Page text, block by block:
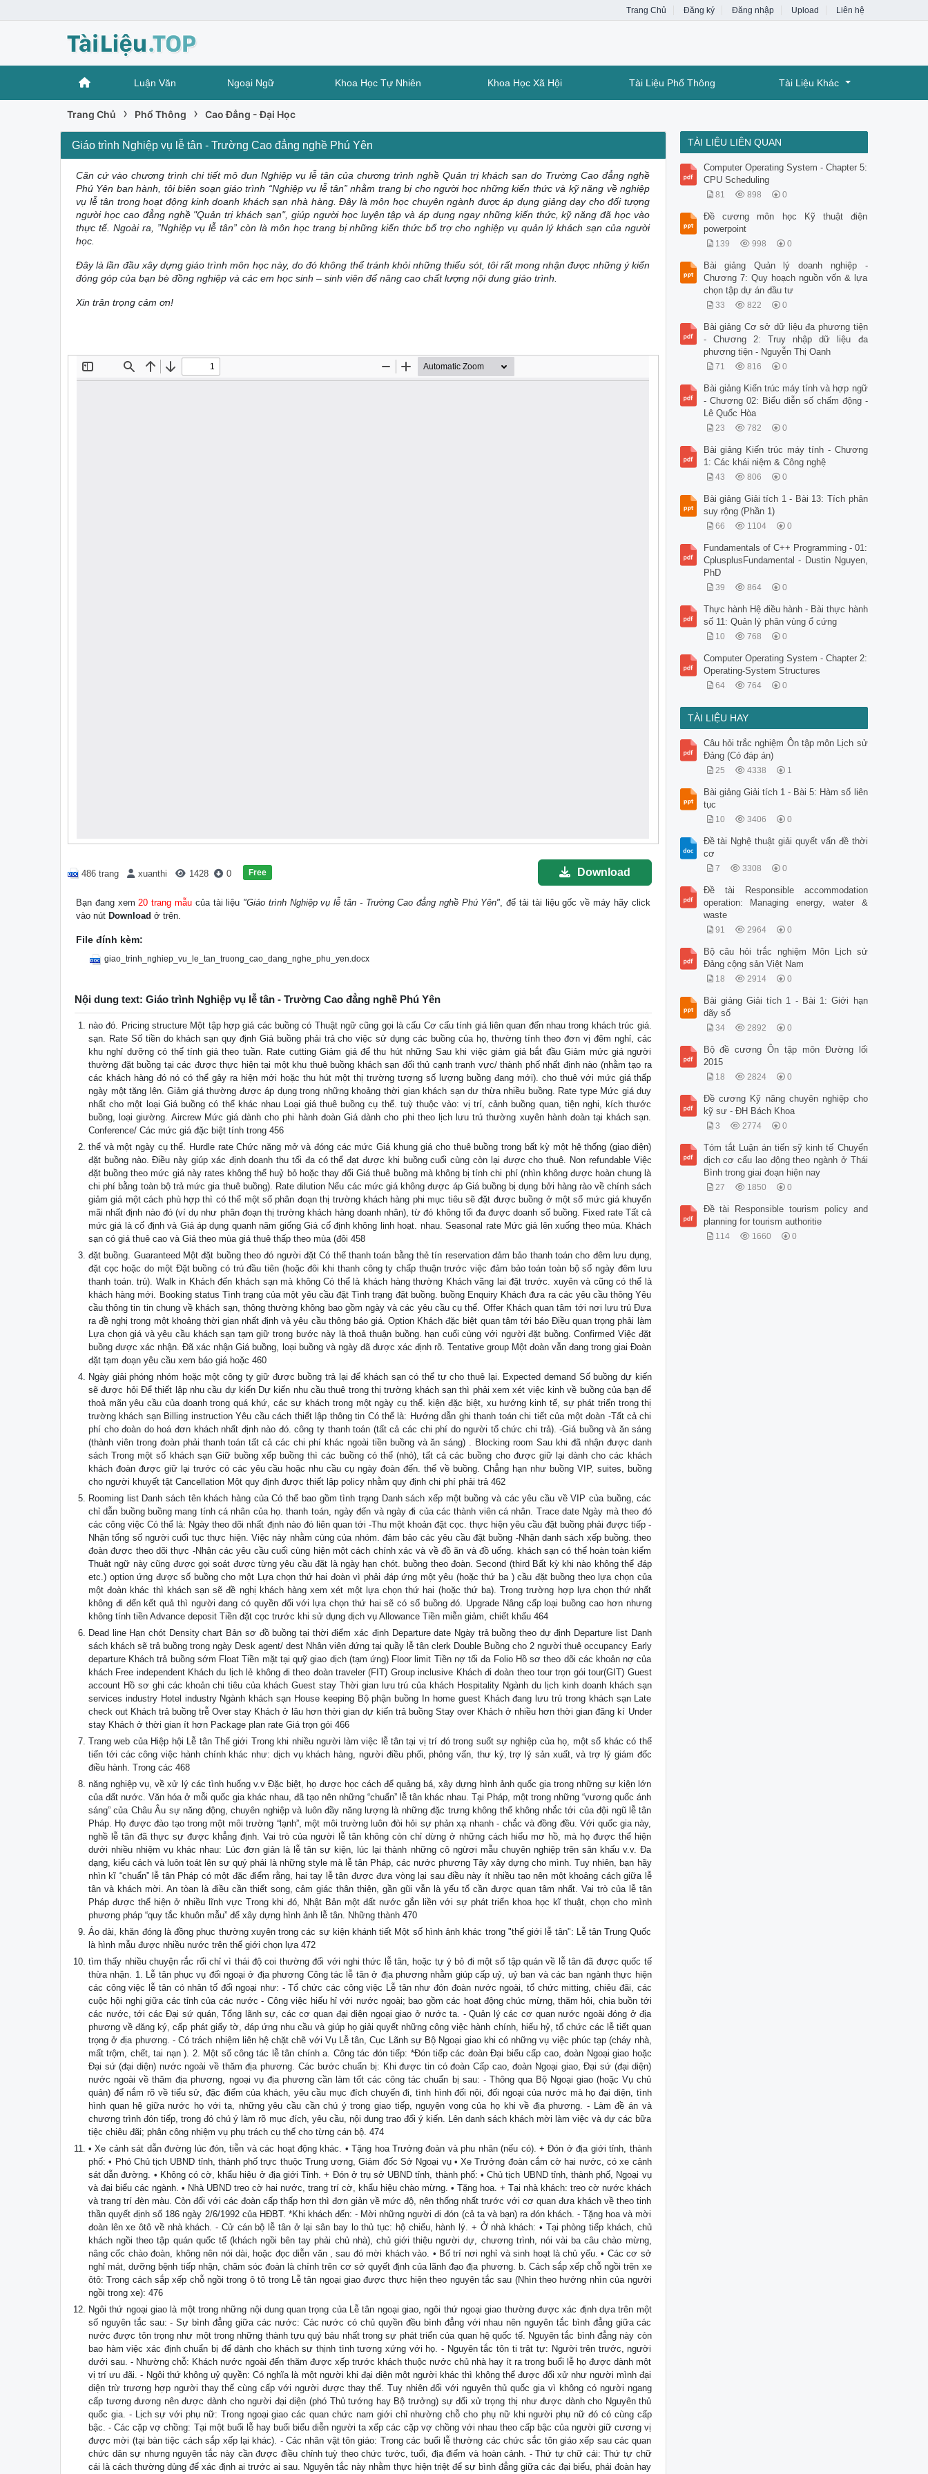
Trang Chủ Đăng ký Đăng nhập Upload Liên hệ
Luận Văn Ngoại Ngữ Khoa Học Tự Nhiên Khoa Học Xã Hội Tài Liệu Phổ Thông Tài Liệu Khác
Trang Chủ › Phổ Thông › Cao Đẳng - Đại Học
Giáo trình Nghiệp vụ lễ tân - Trường Cao đẳng nghề Phú Yên
Căn cứ vào chương trình chi tiết mô đun Nghiệp vụ lễ tân của chương trình nghề Quản trị khách sạn do Trường Cao đẳng nghề
Phú Yên ban hành, tôi biên soạn giáo trình “Nghiệp vụ lễ tân” nhằm trang bị cho người học những kiến thức và kỹ năng về nghiệp
vụ lễ tân trong hoạt động kinh doanh khách sạn nhà hàng. Đây là môn học chuyên ngành được áp dụng giảng dạy cho đối tượng
người học cao đẳng nghề "Quản trị khách sạn", giúp người học luyện tập và áp dụng ngay những kiến thức, kỹ năng đã học vào
thực tế. Ngoài ra, ”Nghiệp vụ lễ tân” còn là môn học trang bị những kiến thức bổ trợ cho nghiệp vụ quản lý khách sạn của người
học.
Đây là lần đầu xây dựng giáo trình môn học này, do đó không thể tránh khỏi những thiếu sót, tôi rất mong nhận được những ý kiến
đóng góp của bạn bè đồng nghiệp và các em học sinh – sinh viên để nâng cao chất lượng nội dung giáo trình.
Xin trân trọng cảm ơn!
486 trang xuanthi 1428 0 Free Download
Bạn đang xem20 trang mẫucủa tài liệu "Giáo trình Nghiệp vụ lễ tân - Trường Cao đẳng nghề Phú Yên", để tải tài liệu gốc về máy hãy click
vào nút Download ở trên.
File đính kèm:
giao_trinh_nghiep_vu_le_tan_truong_cao_dang_nghe_phu_yen.docx
Nội dung text: Giáo trình Nghiệp vụ lễ tân - Trường Cao đẳng nghề Phú Yên
nào đó. Pricing structure Một tập hợp giá các buồng có Thuật ngữ cũng gọi là cấu Cơ cấu tính giá liên quan đến nhau trong khách trúc giá.
sạn. Rate Số tiền do khách sạn quy định Giá buồng phải trả cho việc sử dụng các buồng của họ, thường tính theo đơn vị đêm nghỉ, các
khu nghỉ dưỡng có thể tính giá theo tuần. Rate cutting Giảm giá để thu hút những Sau khi việc giảm giá bắt đầu Giảm mức giá người
thường đặt buồng tại các được thực hiện tại một khu thuê buồng khách sạn đối thủ cạnh tranh vực/ thành phố nhất định nào (nhằm tạo ra
các khách hàng đó nó có thể gây ra hiện mới hoặc thu hút một thị trường tượng số lượng buồng đang mới). cho thuê với mức giá thấp
ngày một tăng lên. Giảm giá thường được áp dụng trong những khoảng thời gian khách sạn dư thừa nhiều buồng. Rate type Mức giá duy
nhất cho một loại Giá buồng có thể khác nhau Loại giá thuê buồng cụ thể. tuỳ thuộc vào: vị trí, cảnh buồng quan, tiện nghi, kích thước
buồng, loại giường. Aircrew Mức giá dành cho phi hành đoàn Giá dành cho phi theo lịch lưu trú thường xuyên hành đoàn tại khách sạn.
Conference/ Các mức giá đặc biệt tính trong 456
thể và một ngày cụ thể. Hurdle rate Chức năng mở và đóng các mức Giá khung giá cho thuê buồng trong bất kỳ một hệ thống (giao diện)
đặt buồng nào. Điều này giúp xác định doanh thu tối đa có thể đạt được khi buồng cuối cùng còn lại được cho thuê. Non refundable Việc
đặt buồng theo mức giá này rates không thể huỷ bỏ hoặc thay đổi Giá thuê buồng mà không bị tính chi phí (nhìn không được hoàn chung là
chi phí bằng toàn bộ trả mức gia thuê buồng). Rate dilution Nếu các mức giá không được áp Giá buồng bị dụng bởi hàng rào về chính sách
giảm giá một cách phù hợp thì có thể một số phân đoạn thị trường khách hàng phi mục tiêu sẽ đặt được buồng ở một số mức giá khuyến
mãi nhất định nào đó (ví dụ như phân đoạn thị trường khách hàng doanh nhân), từ đó không tối đa được doanh số buồng. Fixed rate Tất cả
mức giá là cố định và Giá áp dụng quanh năm giống Giá cố định không linh hoạt. nhau. Seasonal rate Mức giá lên xuống theo mùa. Khách
sạn có giá thuê cao và Giá theo mùa giá thuê thấp theo mùa (đôi 458
đặt buồng. Guaranteed Một đặt buồng theo đó người đặt Có thể thanh toán bằng thẻ tín reservation đảm bảo thanh toán cho đêm lưu dụng,
đặt cọc hoặc do một Đặt buồng có trú đầu tiên (hoặc đôi khi thanh công ty chấp thuận trước việc đảm bảo toán toàn bộ số ngày đêm lưu
thanh toán. trú). Walk in Khách đến khách sạn mà không Có thể là khách hàng thường Khách vãng lai đặt trước. xuyên và cũng có thể là
khách hàng mới. Booking status Tình trạng của một yêu cầu đặt Tình trạng đặt buồng. buồng Enquiry Khách đưa ra các yêu cầu thông Yêu
cầu thông tin tin chung về khách sạn, thông thường không bao gồm ngày và các yêu cầu cụ thể. Offer Khách quan tâm tới nơi lưu trú Đưa
ra đề nghị trong một khoảng thời gian nhất định và yêu cầu thông báo giá. Option Khách đặc biệt quan tâm tới báo Điều quan trọng phải làm
Lựa chọn giá và yêu cầu khách sạn tạm giữ trong bước này là thoả thuận buồng. hạn cuối cùng với người đặt buồng. Confirmed Việc đặt
buồng được xác nhận. Đã xác nhận Giá buồng, loại buồng và ngày đã được xác định rõ. Tentative group Một đoàn vẫn đang trong giai Đoàn
đặt tạm đoạn yêu cầu xem báo giá hoặc 460
Ngày giải phóng nhóm hoặc một công ty giữ được buồng trả lại để khách sạn có thể tự cho thuê lại. Expected demand Số buồng dự kiến
sẽ được hỏi Để thiết lập nhu cầu dự kiến Dự kiến nhu cầu thuê trong thị trường khách sạn thì phải xem xét việc kinh về buồng của bạn để
thoả mãn yêu cầu của doanh trong quá khứ, các sự khách trong một ngày cụ thể. kiện đặc biệt, xu hướng kinh tế, sự phát triển trong thị
trường khách sạn Billing instruction Yêu cầu cách thiết lập thông tin Có thể là: Hướng dẫn ghi thanh toán chi tiết của một đoàn -Tất cả chi
phí cho đoàn do hoá đơn khách nhất định nào đó. công ty thanh toán (tất cả các chi phí do người tổ chức chi trả). -Giá buồng và ăn sáng
(thành viên trong đoàn phải thanh toán tất cả các chi phí khác ngoài tiền buồng và ăn sáng) . Blocking room Sau khi đã nhận được danh
sách Trong một số khách sạn Giữ buồng xếp buồng thì các buồng có thể (nhỏ), tất cả các buồng cho được giữ lại dành cho các khách
khách đoàn được giữ lại trước có các yêu cầu hoặc nhu cầu cụ ngày đoàn đến. thể về buồng. Chẳng hạn như buồng VIP, suites, buồng
cho người khuyết tật Cancellation Một quy định được thiết lập policy nhằm quy định chi phí phải trả 462
Rooming list Danh sách tên khách hàng của Có thể bao gồm tình trạng Danh sách xếp một buồng và các yêu cầu về VIP của buồng, các
chỉ dẫn buồng buồng mang tính cá nhân của họ. thanh toán, ngày đến và ngày đi của các thành viên cá nhân. Trace date Ngày mà theo đó
các công việc Có thể là: Ngày theo dõi nhất định nào đó liên quan tới -Thu một khoản đặt cọc. thực hiện yêu cầu đặt buồng phải được tiếp -
Nhận tổng số người cuối tục thực hiện. Việc này nhằm cùng của nhóm. đảm bảo các yêu cầu đặt buồng -Nhận danh sách xếp buồng. theo
đoàn được theo dõi thực -Nhận các yêu cầu cuối cùng hiện một cách chính xác và về đồ ăn và đồ uống. khách sạn có thể hoàn toàn kiểm
Thuật ngữ này cũng được gọi soát được từng yêu cầu đặt là ngày hạn chót. buồng theo đoàn. Second (third Bất kỳ khi nào không thể đáp
etc.) option ứng được số buồng cho một Lựa chọn thứ hai đoàn vì phải đáp ứng một yêu (hoặc thứ ba ) cầu đặt buồng theo lựa chọn của
một đoàn khác thì khách sạn sẽ đề nghị khách hàng xem xét một lựa chọn thứ hai (hoặc thứ ba). Trong trường hợp lựa chọn thứ nhất
không đi đến kết quả thì người đang có quyền đối với lựa chọn thứ hai sẽ có số buồng đó. Upgrade Nâng cấp loại buồng cao hơn nhưng
không tính tiền Advance deposit Tiền đặt cọc trước khi sử dụng dịch vụ Allowance Tiền miễn giảm, chiết khấu 464
Dead line Hạn chót Density chart Bản sơ đồ buồng tại thời điểm xác định Departure date Ngày trả buồng theo dự định Departure list Danh
sách khách sẽ trả buồng trong ngày Desk agent/ dest Nhân viên đứng tại quầy lễ tân clerk Double Buồng cho 2 người thuê occupancy Early
departure Khách trả buồng sớm Float Tiền mặt tại quỹ giao dịch (tạm ứng) Floor limit Tiền nợ tối đa Folio Hồ sơ theo dõi các khoản nợ của
khách Free independent Khách du lịch lẻ không đi theo đoàn traveler (FIT) Group inclusive Khách đi đoàn theo tour trọn gói tour(GIT) Guest
account Hồ sơ ghi các khoản chi tiêu của khách Guest stay Thời gian lưu trú của khách Hospitality Ngành du lịch kinh doanh khách sạn
services industry Hotel industry Ngành khách sạn House keeping Bộ phận buồng In home guest Khách đang lưu trú trong khách sạn Late
check out Khách trả buồng trễ Over stay Khách ở lâu hơn thời gian dự kiến trả buồng Stay over Khách ở nhiều hơn thời gian đăng kí Under
stay Khách ở thời gian ít hơn Package plan rate Giá trọn gói 466
Trang web của Hiệp hội Lễ tân Thế giới Trong khi nhiều người làm việc lễ tân tại vị trí đó trong suốt sự nghiệp của họ, một số khác có thể
tiến tới các công việc hành chính khác như: dịch vụ khách hàng, người điều phối, phỏng vấn, thư ký, trợ lý sản xuất, và trợ lý giám đốc
điều hành. Trong các 468
năng nghiệp vụ, về xử lý các tình huống v.v Đặc biệt, họ được học cách để quảng bá, xây dựng hình ảnh quốc gia trong những sự kiện lớn
của đất nước. Văn hóa ở mỗi quốc gia khác nhau, đã tạo nên những “chuẩn” lễ tân khác nhau. Tại Pháp, một trong những “vương quốc ánh
sáng” của Châu Âu sự năng động, chuyên nghiệp và luôn đầy năng lượng là những đặc trưng không thể không nhắc tới của đội ngũ lễ tân
Pháp. Họ được đào tạo trong một môi trường “lạnh”, một môi trường luôn đòi hỏi sự phản xạ nhanh - chắc và đồng đều. Với quốc gia này,
nghề lễ tân đã thực sự được khẳng định. Vai trò của người lễ tân không còn chỉ dừng ở những cách hiểu mơ hồ, mà họ được thể hiện
dưới nhiều nhiệm vụ khác nhau: Lúc đơn giản là lễ tân sự kiện, lúc lại thành những cô ngừơi mẫu chuyên nghiệp trên sân khấu v.v. Đa
dạng, kiểu cách và luôn toát lên sự quý phái là những style mà lễ tân Pháp, các nước phương Tây xây dựng cho mình. Tuy nhiên, bạn hãy
nhìn kĩ “chuẩn” lễ tân Pháp có một đặc điểm rằng, hai tay lễ tân được đưa vòng lại sau điều này ít nhiều tạo nên một khoảng cách giữa lễ
tân và khách mời. An tòan là điều cần thiết song, cảm giác thân thiện, gần gũi vẫn là yếu tố cần được quan tâm nhất. Vai trò của lễ tân
Pháp được thể hiện ở nhiều lĩnh vực Trong khi đó, Nhật Bản một đất nước gắn liền với sự phát triển khoa học kĩ thuật, chọn cho mình
phương pháp “quy tắc khuôn mẫu” để xây dựng hình ảnh lễ tân. Những thành 470
Áo dài, khăn đóng là đồng phục thường xuyên trong các sự kiện khánh tiết Một số hình ảnh khác trong "thế giới lễ tân": Lễ tân Trung Quốc
là hình mẫu được nhiều nước trên thế giới chọn lựa 472
tìm thấy nhiều chuyện rắc rối chỉ vì thái độ coi thường đối với nghi thức lễ tân, hoặc tự ý bỏ đi một số tập quán về lễ tân đã được quốc tế
thừa nhận. 1. Lễ tân phục vụ đối ngoại ở địa phương Công tác lễ tân ở địa phương nhằm giúp cấp uỷ, uỷ ban và các ban ngành thực hiện
các công việc lễ tân có nhân tố đối ngoại như: - Tổ chức các công việc Lễ tân như đón đoàn nước ngoài, tổ chức mitting, chiêu đãi, các
cuộc hội nghị giữa các tỉnh của các nước - Công việc hiếu hỉ với nước ngoài; bao gồm các hoạt động chúc mừng, thăm hỏi, chia buồn tới
các nước, tới các Đại sứ quán, Tổng lãnh sự, các cơ quan đại diện ngoại giao ở nước ta. - Quản lý các cơ quan nước ngoài đóng ở địa
phương về đăng ký, cấp phát giấy tờ, đáp ứng nhu cầu và giúp họ giải quyết những công việc hành chính, hiếu hỷ, tổ chức các lễ tiết quan
trọng ở địa phương. - Có trách nhiệm liên hệ chặt chẽ với Vụ Lễ tân, Cục Lãnh sự Bộ Ngoại giao khi có những vụ việc phúc tạp (cháy nhà,
mất trộm, chết, tai nạn ). 2. Một số công tác lễ tân chính a. Công tác đón tiếp: *Đón tiếp các đoàn Đại biểu cấp cao, đoàn Ngoại giao hoặc
Đại sứ (đại diện) nước ngoài về thăm địa phương. Các bước chuẩn bị: Khi được tin có đoàn Cấp cao, đoàn Ngoại giao, Đại sứ (đại diện)
nước ngoài về thăm địa phương, ngoại vụ địa phương cần làm tốt các công tác chuẩn bị sau: - Thông qua Bộ Ngoại giao (hoặc Vụ chủ
quản) để nắm rõ về tiểu sử, đặc điểm của khách, yêu cầu mục đích chuyến đi, tình hình đối nội, đối ngoại của nước mà họ đại diện, tình
hình quan hệ giữa nước họ với ta, những yêu cầu cần chú ý trong giao tiếp, nguyện vọng của họ khi về địa phương. - Làm đề án và
chương trình đón tiếp, trong đó chú ý làm rõ mục đích, yêu cầu, nội dung trao đổi ý kiến. Lên danh sách khách mời làm việc và dự các bữa
tiệc chiêu đãi; phân công nhiệm vụ phụ trách cụ thể cho từng cán bộ. 474
• Xe cảnh sát dẫn đường lúc đón, tiễn và các hoạt động khác. • Tặng hoa Trưởng đoàn và phu nhân (nếu có). + Đón ở địa giới tỉnh, thành
phố: • Phó Chủ tịch UBND tỉnh, thành phố trực thuộc Trung ương, Giám đốc Sở Ngoại vụ • Xe Trưởng đoàn cắm cờ hai nước, có xe cảnh
sát dẫn đường. • Không có cờ, khẩu hiệu ở địa giới Tỉnh. + Đón ở trụ sở UBND tỉnh, thành phố: • Chủ tịch UBND tỉnh, thành phố, Ngoại vụ
và đại biểu các ngành. • Nhà UBND treo cờ hai nước, trang trí cờ, khẩu hiệu chào mừng. • Tặng hoa. + Tại nhà khách: treo cờ nước khách
và trang trí đèn màu. Còn đối với các đoàn cấp thấp hơn thì đơn giản về mức độ, nên thống nhất trước với cơ quan đưa khách về theo tinh
thần quyết định số 186 ngày 2/6/1992 của HĐBT. *Khi khách đến: - Mời những người đi đón (cả ta và bạn) ra đón khách. - Tặng hoa và mời
đoàn lên xe ôtô về nhà khách. - Cử cán bộ lễ tân ở lại sân bay lo thủ tục: hộ chiếu, hành lý. + Ở nhà khách: • Tại phòng tiếp khách, chủ
khách ngồi theo tập quán quốc tế (khách ngồi bên tay phải chủ nhà), chủ giới thiệu người dự, chương trình, nói vài ba câu chào mừng,
nâng cốc chào đoàn, không nên nói dài, hoặc đọc diễn văn , sau đó mời khách vào. • Bố trí nơi nghỉ và sinh hoạt là chủ yếu. • Các cơ sở
nghỉ mát, dưỡng bệnh tiếp nhận, chăm sóc đoàn là chính trên cơ sở quyết định của lãnh đạo địa phương. b. Cách sắp xếp chỗ ngồi trên xe
ôtô: Trong cách sắp xếp chỗ ngồi trong ô tô trong Lễ tân ngoại giao được thực hiện theo nguyên tắc sau (Nhìn theo hướng nhìn của người
ngồi trong xe): 476
Ngôi thứ ngoại giao là một trong những nội dung quan trọng của Lễ tân ngoại giao, ngôi thứ ngoại giao thường được xác định dựa trên một
số nguyên tắc sau: - Sự bình đẳng giữa các nước: Các nước có chủ quyền đều bình đẳng với nhau nên nguyên tắc bình đẳng giữa các
nước được tôn trọng như một trong những thành tựu quý báu nhất trong sự phát triển của quan hệ quốc tế. Nguyên tắc bình đẳng này còn
bao hàm việc xác định chuẩn bị để dành cho khách sự thịnh tình tương xứng với họ. - Nguyên tắc tôn ti trật tự: Người trên trước, người
dưới sau. - Nhường chỗ: Khách nước ngoài đến thăm được xếp trước khách thuộc nước chủ nhà hay ít ra trong buổi lễ họ được dành một
vị trí ưu đãi. - Ngôi thứ không uỷ quyền: Có nghĩa là một người khi đại diện một người khác thì không thể được đối xử như người mình đại
diện trừ trương hợp người thay thế cùng cấp với người được thay thế. Tuy nhiên đối với nguyên thủ quốc gia vì không có người ngang
cấp tương đương nên được dành cho người đại diện (phó Thủ tướng hay Bộ trưởng) sự đối xử trọng thị như được dành cho Nguyên thủ
quốc gia. - Lịch sự với phụ nữ: Trong ngoại giao các quan chức nam giới chỉ nhường chỗ cho phụ nữ khi người phụ nữ đó có cùng cấp
bậc. - Các cặp vợ chồng: Tại một buổi lễ hay buổi biểu diễn người ta xếp các cặp vợ chồng với nhau theo cấp bậc của người giữ cương vị
được mời (tại bàn tiệc cách sắp xếp lại khác). - Các nhân vật tôn giáo: Trong các buổi lễ thường các chức sắc tôn giáo xếp sau các quan
chức dân sự nhưng nguyên tắc này cần được điều chỉnh tuỳ theo chức tước, tuổi, địa điểm và hoàn cảnh. - Thứ tự chữ cái: Thứ tự chữ
cái là cách thường dùng để xác định ai trước ai sau. Nguyên tắc này nhằm thực hiện triệt để sự bình đẳng giữa các đại biểu, phái đoàn hay
TÀI LIỆU LIÊN QUAN
Computer Operating System - Chapter 5:
CPU Scheduling
81 898 0
Đề cương môn học Kỹ thuật điện
powerpoint
139 998 0
Bài giảng Quản lý doanh nghiệp -
Chương 7: Quy hoạch nguồn vốn & lựa
chọn tập dự án đầu tư
33 822 0
Bài giảng Cơ sở dữ liệu đa phương tiện
- Chương 2: Truy nhập dữ liệu đa
phương tiện - Nguyễn Thị Oanh
71 816 0
Bài giảng Kiến trúc máy tính và hợp ngữ
- Chương 02: Biểu diễn số chấm động -
Lê Quốc Hòa
23 782 0
Bài giảng Kiến trúc máy tính - Chương
1: Các khái niệm & Công nghệ
43 806 0
Bài giảng Giải tích 1 - Bài 13: Tích phân
suy rộng (Phần 1)
66 1104 0
Fundamentals of C++ Programming - 01:
CplusplusFundamental - Dustin Nguyen,
PhD
39 864 0
Thực hành Hệ điều hành - Bài thực hành
số 11: Quản lý phân vùng ổ cứng
10 768 0
Computer Operating System - Chapter 2:
Operating-System Structures
64 764 0
TÀI LIỆU HAY
Câu hỏi trắc nghiệm Ôn tập môn Lịch sử
Đảng (Có đáp án)
25 4338 1
Bài giảng Giải tích 1 - Bài 5: Hàm số liên
tục
10 3406 0
Đề tài Nghệ thuật giải quyết vấn đề thời
cơ
7 3308 0
Đề tài Responsible accommodation
operation: Managing energy, water &
waste
91 2964 0
Bộ câu hỏi trắc nghiệm Môn Lịch sử
Đảng cộng sản Việt Nam
18 2914 0
Bài giảng Giải tích 1 - Bài 1: Giới hạn
dãy số
34 2892 0
Bộ đề cương Ôn tập môn Đường lối
2015
18 2824 0
Đề cương Kỹ năng chuyên nghiệp cho
kỹ sư - ĐH Bách Khoa
3 2774 0
Tóm tắt Luận án tiến sỹ kinh tế Chuyển
dịch cơ cấu lao động theo ngành ở Thái
Bình trong giai đoạn hiện nay
27 1850 0
Đề tài Responsible tourism policy and
planning for tourism authoritie
114 1660 0